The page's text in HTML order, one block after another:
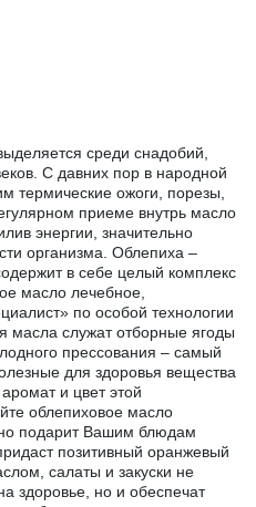
среди снадобий,
С давних пор в народной
термические ожоги, порезы,
приеме внутрь масло
энергии, значительно
организма. Облепиха –
в себе целый комплекс
масло лечебное,
по особой технологии
масла служат отборные ягоды
прессования – самый
для здоровья вещества
и цвет этой
облепиховое масло
подарит Вашим блюдам
позитивный оранжевый
салаты и закуски не
здоровье, но и обеспечат